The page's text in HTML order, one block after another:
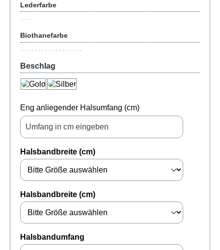
Lederfarbe
Biothanefarbe
Beschlag
Eng anliegender Halsumfang (cm)
Halsbandbreite (cm)
Halsbandbreite (cm)
Halsbandumfang